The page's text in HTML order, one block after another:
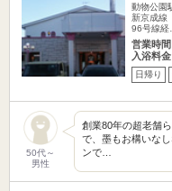
動物公園
新京成線
96号線経
営業時間
入浴料
日帰り
50代～
男性
創業80年の超老舗
で、墨もお構いな
ンで…